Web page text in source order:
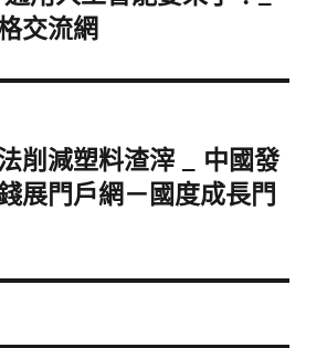
交流網
削減塑料渣滓 _ 中國發
展門戶網－國度成長門